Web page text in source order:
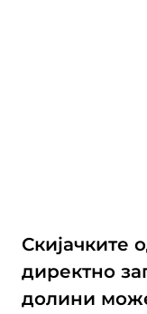
Скијачките
директно
долини